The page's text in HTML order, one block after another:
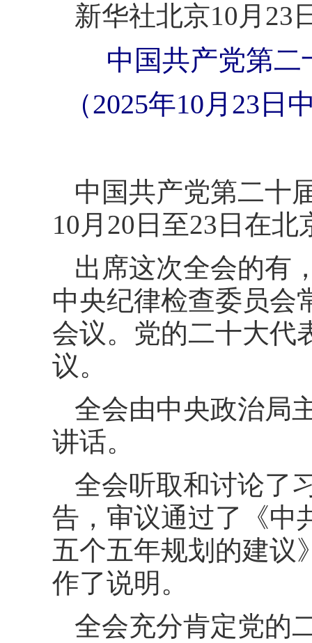
新华社北京10月23
中国共产党第
（2025年10月23
中国共产党第二十
10月20日至23日在北
出席这次全会的有
中央纪律检查委员会
会议。党的二十大代
议。
全会由中央政治局
讲话。
全会听取和讨论了
告，审议通过了《中
五个五年规划的建议
作了说明。
全会充分肯定党的